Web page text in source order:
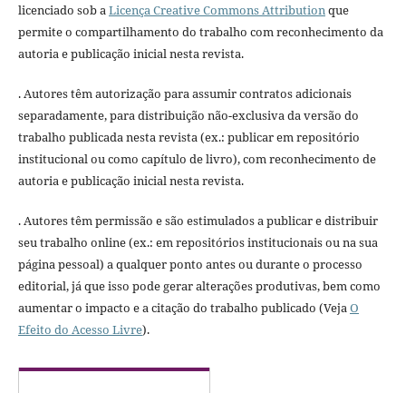
licenciado sob aLicença Creative Commons Attributionque
permite o compartilhamento do trabalho com reconhecimento da
autoria e publicação inicial nesta revista.
. Autores têm autorização para assumir contratos adicionais
separadamente, para distribuição não-exclusiva da versão do
trabalho publicada nesta revista (ex.: publicar em repositório
institucional ou como capítulo de livro), com reconhecimento de
autoria e publicação inicial nesta revista.
. Autores têm permissão e são estimulados a publicar e distribuir
seu trabalho online (ex.: em repositórios institucionais ou na sua
página pessoal) a qualquer ponto antes ou durante o processo
editorial, já que isso pode gerar alterações produtivas, bem como
aumentar o impacto e a citação do trabalho publicado (VejaO
Efeito do Acesso Livre).